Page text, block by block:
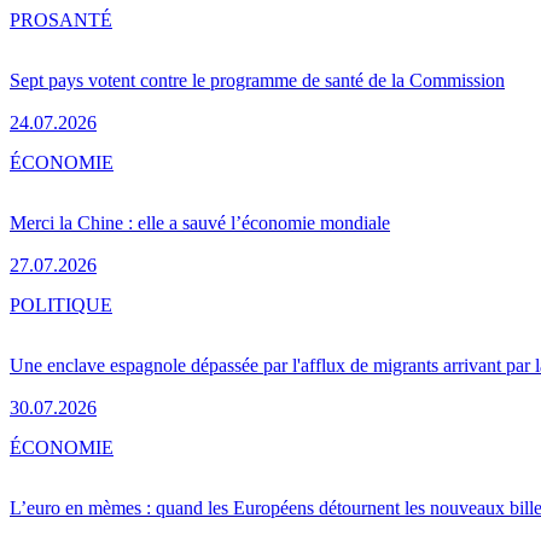
Sept pays votent contre le programme de santé de la Commission
24.07.2026
PROSANTÉ
Merci la Chine : elle a sauvé l’économie mondiale
27.07.2026
ÉCONOMIE
Une enclave espagnole dépassée par l'afflux de migrants arrivant par
30.07.2026
POLITIQUE
L’euro en mèmes : quand les Européens détournent les nouveaux
ÉCONOMIE